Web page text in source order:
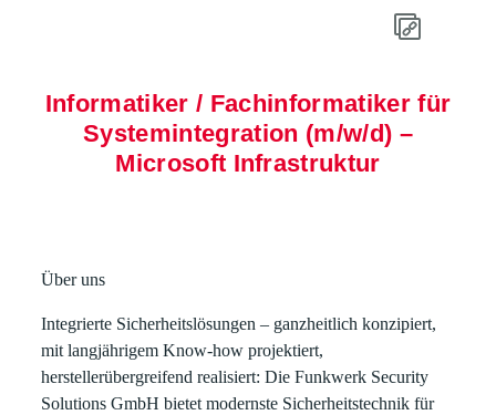
Informatiker / Fachinformatiker für
Systemintegration (m/w/d) –
Microsoft Infrastruktur
Über uns
Integrierte Sicherheitslösungen – ganzheitlich konzipiert,
mit langjährigem Know-how projektiert,
herstellerübergreifend realisiert: Die Funkwerk Security
Solutions GmbH bietet modernste Sicherheitstechnik für